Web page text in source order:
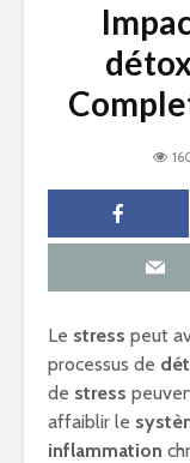
Le stress peut
processus de
de stress
affaiblir le
inflammation